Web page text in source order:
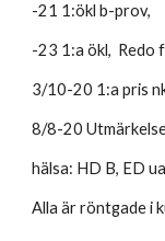
-21 1:ökl b-prov,
-23 1:a ökl, Redo
3/10-20 1:a pris
8/8-20
hälsa: HD B, ED ua
Alla är röntgade i